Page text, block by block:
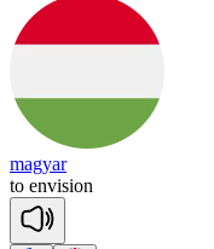
magyar
to envision